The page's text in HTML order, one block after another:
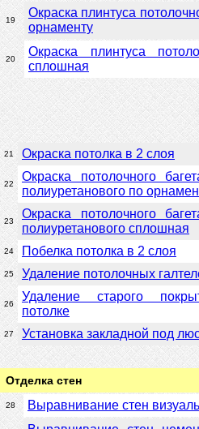
19
Окраска плинтуса
орнаменту
20
Окраска плинтуса
сплошная
21 Окраска потолка в 2 слоя
22
Окраска потолочного
полиуретанового по
23
Окраска потолочного
полиуретанового сплошная
24 Побелка потолка в 2 слоя
25 Удаление потолочных
26
Удаление старого
потолке
27 Установка закладной под
Отделка стен
28 Выравнивание стен